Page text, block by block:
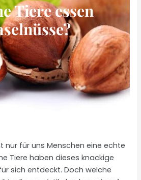
Tiere essen
nur für uns Menschen eine echte
Tiere haben dieses knackige
sich entdeckt. Doch welche